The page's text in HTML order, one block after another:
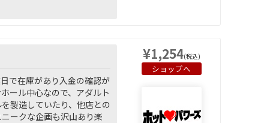
で在庫があり入金の確認が
ール中心なので、アダルト
製造していたり、他店との
ークな企画も沢山あり楽
¥1,254(税込)
ショップへ